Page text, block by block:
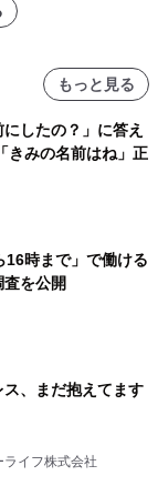
もっと見る
にしたの？」に答え
きみの名前はね」正
16時まで」で働ける
を公開
、まだ抱えてます
イフ株式会社